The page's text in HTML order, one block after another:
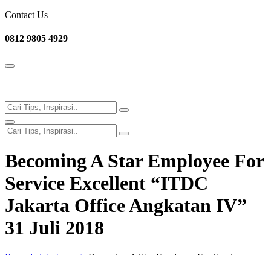
Contact Us
0812 9805 4929
Becoming A Star Employee For
Service Excellent “ITDC
Jakarta Office Angkatan IV”
31 Juli 2018